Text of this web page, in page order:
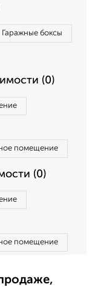
Гаражные боксы
(0)
помещение
(0)
помещение